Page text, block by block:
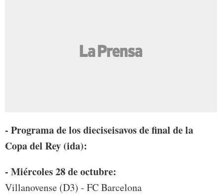
- Programa de los dieciseisavos de final de la
Copa del Rey (ida):
- Miércoles 28 de octubre:
Villanovense (D3) - FC Barcelona